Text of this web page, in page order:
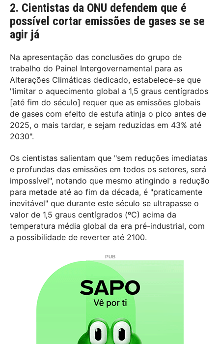
2. Cientistas da ONU defendem que é
possível cortar emissões de gases se se
agir já
Na apresentação das conclusões do grupo de
trabalho do Painel Intergovernamental para as
Alterações Climáticas dedicado, estabelece-se que
"limitar o aquecimento global a 1,5 graus centígrados
[até fim do século] requer que as emissões globais
de gases com efeito de estufa atinja o pico antes de
2025, o mais tardar, e sejam reduzidas em 43% até
2030".
Os cientistas salientam que "sem reduções imediatas
e profundas das emissões em todos os setores, será
impossível", notando que mesmo atingindo a redução
para metade até ao fim da década, é "praticamente
inevitável" que durante este século se ultrapasse o
valor de 1,5 graus centígrados (ºC) acima da
temperatura média global da era pré-industrial, com
a possibilidade de reverter até 2100.